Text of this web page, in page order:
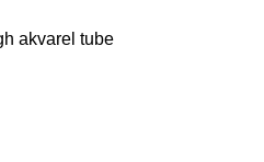
akvarel tube